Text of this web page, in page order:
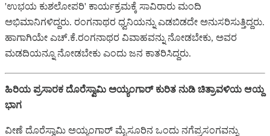
'ಉಭಯ ಕುಶಲೋಪರಿ' ಕಾರ್ಯಕ್ರಮಕ್ಕೆ ಸಾವಿರಾರು ಮಂದಿ
ಅಭಿಮಾನಿಗಳಿದ್ದರು. ರಂಗನಾಥರ ಧ್ವನಿಯನ್ನು ಎಡಬಿಡದೇ ಅನುಸರಿಸುತ್ತಿದ್ದರು.
ಹಾಗಾಗಿಯೇ ಎಚ್.ಕೆ.ರಂಗನಾಥರ ವಿವಾಹವನ್ನು ನೋಡಬೇಕು, ಅವರ
ಮಡದಿಯನ್ನೂ ನೋಡಬೇಕು ಎಂದು ಜನ ಕಾತರಿಸಿದ್ದರು.
ಹಿರಿಯ ಪ್ರಸಾರಕ ದೊರೆಸ್ವಾಮಿ ಅಯ್ಯಂಗಾರ್ ಕುರಿತ ನುಡಿ ಚಿತ್ರಾವಳಿಯ ಆಯ್ದ
ಭಾಗ
ವೀಣೆ ದೊರೆಸ್ವಾಮಿ ಅಯ್ಯಂಗಾರ್ ಮೈಸೂರಿನ ಒಂದು ನಗೆಪ್ರಸಂಗವನ್ನು